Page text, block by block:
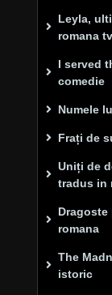
Leyla,
romana tv
I served
comedie
Numele
Frați de
Uniți de
tradus in
romana
The
istoric